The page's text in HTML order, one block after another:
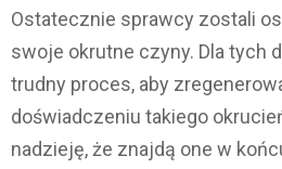
Ostatecznie sprawcy zostali
swoje okrutne czyny. Dla tych
trudny proces, aby
doświadczeniu takiego
nadzieję, że znajdą one w